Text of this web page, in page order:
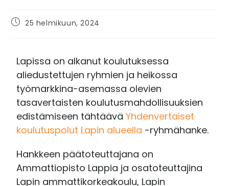
25 helmikuun, 2024
Lapissa on alkanut koulutuksessa
aliedustettujen ryhmien ja heikossa
työmarkkina-asemassa olevien
tasavertaisten koulutusmahdollisuuksien
edistämiseen tähtääväYhdenvertaiset
koulutuspolut Lapin alueella -ryhmähanke.
Hankkeen päätoteuttajana on
Ammattiopisto Lappia ja osatoteuttajina
Lapin ammattikorkeakoulu, Lapin